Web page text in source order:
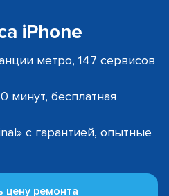
iPhone
метро, 147 сервисов
минут, бесплатная
с гарантией, опытные
цену ремонта